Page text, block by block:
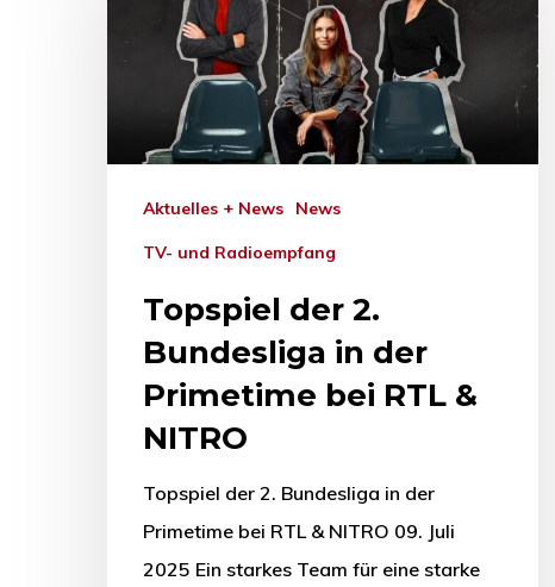
Aktuelles + News News
TV- und Radioempfang
Topspiel der 2.
Bundesliga in der
Primetime bei RTL &
NITRO
Topspiel der 2. Bundesliga in der
Primetime bei RTL & NITRO 09. Juli
2025 Ein starkes Team für eine starke